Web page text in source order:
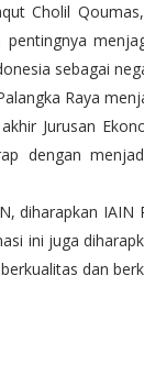
Cholil
pentingnya
sebagai
Raya
Jurusan
dengan
diharapkan IAIN
ini juga
dan